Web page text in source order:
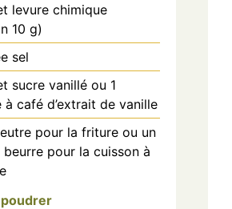
levure chimique
10 g)
sel
sucre vanillé ou 1
à café d’extrait de vanille
pour la friture ou un
beurre pour la cuisson à